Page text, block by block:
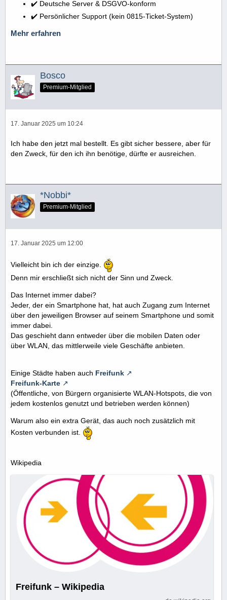
✔️ Deutsche Server & DSGVO-konform
✔️ Persönlicher Support (kein 0815-Ticket-System)
Mehr erfahren
Bosco
Premium-Mitglied
17. Januar 2025 um 10:24
Ich habe den jetzt mal bestellt. Es gibt sicher bessere, aber für
den Zweck, für den ich ihn benötige, dürfte er ausreichen.
*Nobbi*
Premium-Mitglied
17. Januar 2025 um 12:00
Vielleicht bin ich der einzige.
Denn mir erschließt sich nicht der Sinn und Zweck.
Das Internet immer dabei?
Jeder, der ein Smartphone hat, hat auch Zugang zum Internet
über den jeweiligen Browser auf seinem Smartphone und somit
immer dabei.
Das geschieht dann entweder über die mobilen Daten oder
über WLAN, das mittlerweile viele Geschäfte anbieten.
Einige Städte haben auch Freifunk
Freifunk-Karte
(Öffentliche, von Bürgern organisierte WLAN-Hotspots, die von
jedem kostenlos genutzt und betrieben werden können)
Warum also ein extra Gerät, das auch noch zusätzlich mit
Kosten verbunden ist.
Wikipedia
Freifunk – Wikipedia